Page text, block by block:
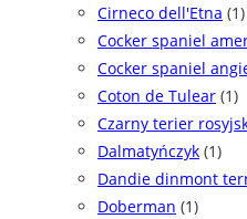
Cirneco dell'Etna (1)
Cocker spaniel
Cocker spaniel
Coton de Tulear (1)
Czarny terier
Dalmatyńczyk (1)
Dandie dinmont
Doberman (1)